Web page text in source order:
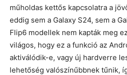
műholdas kettős kapcsolatra a
eddig sem a Galaxy S24, sem a
Flip6 modellek nem kapták meg
világos, hogy ez a funkció az
aktiválódik-e, vagy új hardverre
lehetőség valószínűbbnek tűnik,